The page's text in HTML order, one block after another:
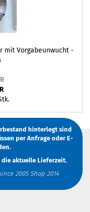
mit Vorgabeunwucht -
hinterlegt sind
per AnfrageoderE-
die aktuelle Lieferzeit.
2005 Shop 2014